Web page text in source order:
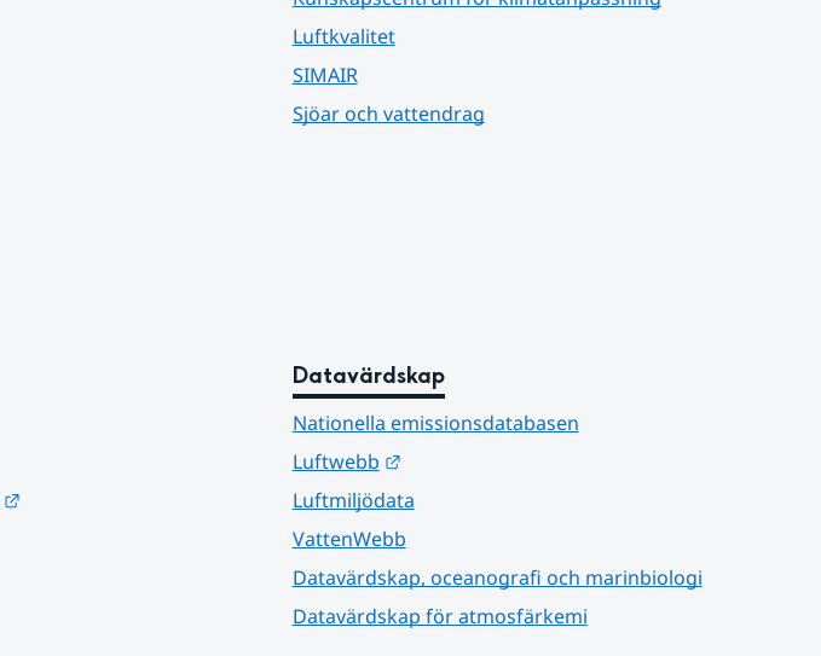
Luftkvalitet
SIMAIR
Sjöar och vattendrag
Datavärdskap
Nationella emissionsdatabasen
Luftwebb
Länk till annan webbplats.
Luftmiljödata
VattenWebb
Datavärdskap, oceanografi och marinbiologi
Datavärdskap för atmosfärkemi